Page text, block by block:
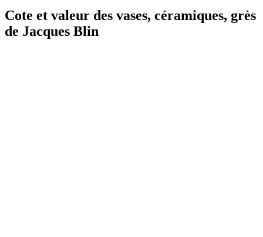
Cote et valeur des vases, céramiques, grès
de Jacques Blin